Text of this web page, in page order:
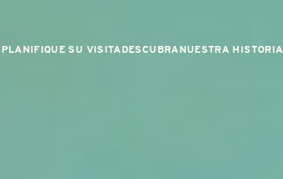
PLANIFIQUE SU VISITADESCUBRANUESTRA HISTORIA